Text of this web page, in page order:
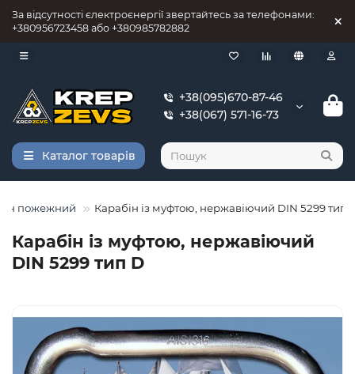
За відсутності єлектроєнергії звертайтесь за телефонами:
+380956723458 або +380985782882
+38(095)670-87-46
+38(067) 571-16-73
Каталог товарів
пожежний Карабін із муфтою, нержавіючий DIN 5299 тип
Карабін із муфтою, нержавіючий
DIN 5299 тип D